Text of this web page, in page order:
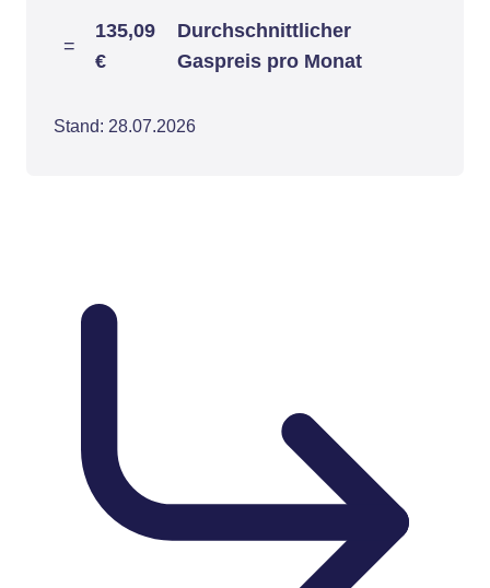
=
135,09
€
Durchschnittlicher
Gaspreis pro Monat
Stand: 28.07.2026